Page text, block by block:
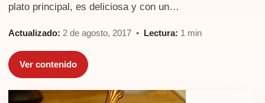
plato principal, es deliciosa y con un…
Actualizado: 2 de agosto, 2017 • Lectura: 1 min
Ver contenido